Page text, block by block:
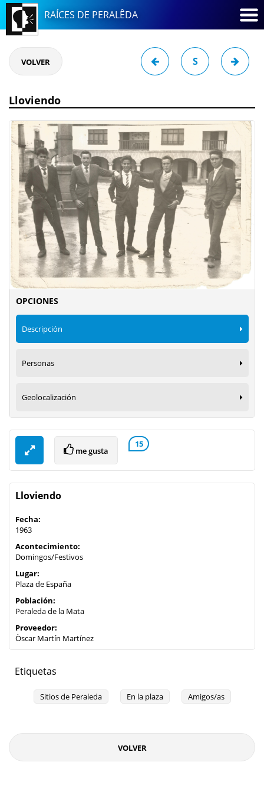
RAÍCES DE PERALÊDA
VOLVER S
Lloviendo
OPCIONES
Descripción
Personas
Geolocalización
me gusta
15
Lloviendo
Fecha:
1963
Acontecimiento:
Domingos/Festivos
Lugar:
Plaza de España
Población:
Peraleda de la Mata
Proveedor:
Òscar Martín Martínez
Etiquetas
Sitios de Peraleda En la plaza Amigos/as
VOLVER